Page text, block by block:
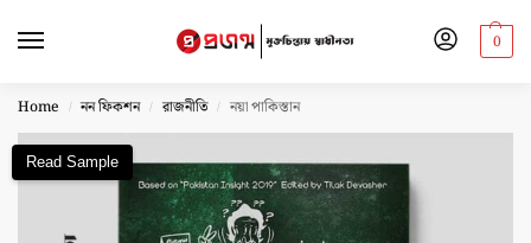
0
Home / নন ফিকশন / রাজনীতি / নয়া পাকিস্তান
Read Sample